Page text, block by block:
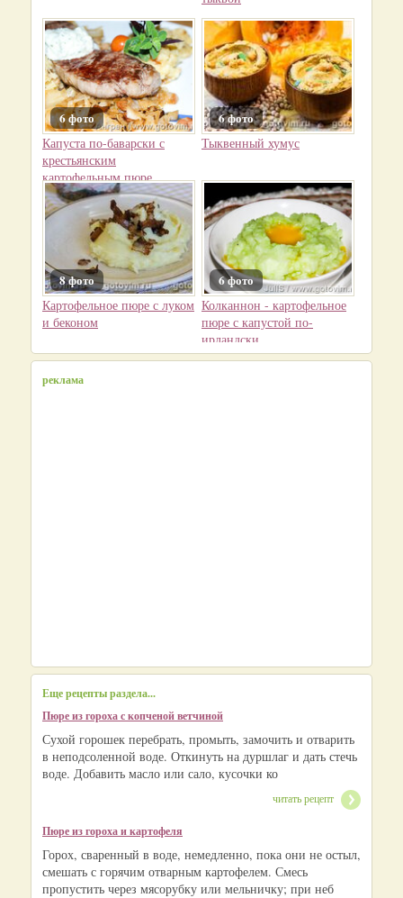
6 фото
Капуста по-баварски с
крестьянским
картофельным пюре
6 фото
Тыквенный хумус
8 фото
Картофельное пюре с луком
и беконом
6 фото
Колканнон - картофельное
пюре с капустой по-
ирландски
реклама
Еще рецепты раздела...
Пюре из гороха с копченой ветчиной
Сухой горошек перебрать, промыть, замочить и отварить
в неподсоленной воде. Откинуть на дуршлаг и дать стечь
воде. Добавить масло или сало, кусочки ко
читать рецепт
Пюре из гороха и картофеля
Горох, сваренный в воде, немедленно, пока они не остыл,
смешать с горячим отварным картофелем. Смесь
пропустить через мясорубку или мельничку; при неб